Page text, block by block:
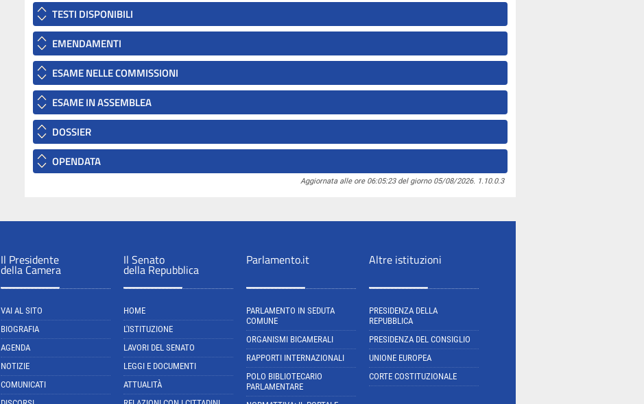
TESTI DISPONIBILI
EMENDAMENTI
ESAME NELLE COMMISSIONI
ESAME IN ASSEMBLEA
DOSSIER
OPENDATA
Aggiornata alle ore 06:05:23 del giorno 05/08/2026. 1.10.0.3
Il Presidente
della Camera
VAI AL SITO
BIOGRAFIA
AGENDA
NOTIZIE
COMUNICATI
Il Senato
della Repubblica
HOME
L'ISTITUZIONE
LAVORI DEL SENATO
LEGGI E DOCUMENTI
ATTUALITÀ
Parlamento.it
PARLAMENTO IN SEDUTA
COMUNE
ORGANISMI BICAMERALI
RAPPORTI INTERNAZIONALI
POLO BIBLIOTECARIO
PARLAMENTARE
Altre istituzioni
PRESIDENZA DELLA
REPUBBLICA
PRESIDENZA DEL CONSIGLIO
UNIONE EUROPEA
CORTE COSTITUZIONALE